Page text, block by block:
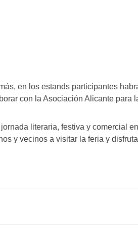
en los estands participantes
con la Asociación Alicante para
literaria, festiva y comercial
y vecinos a visitar la feria y